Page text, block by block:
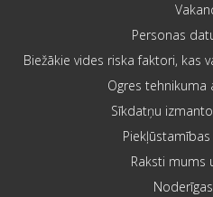
Personas
Biežākie vides riska faktori, kas
Ogres tehnikuma
Sīkdatņu
Raksti mums